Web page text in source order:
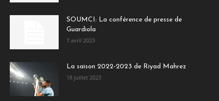
SOUMCI: La conférence de presse de
Guardiola
7 avril 2023
La saison 2022-2023 de Riyad Mahrez
18 juillet 2023